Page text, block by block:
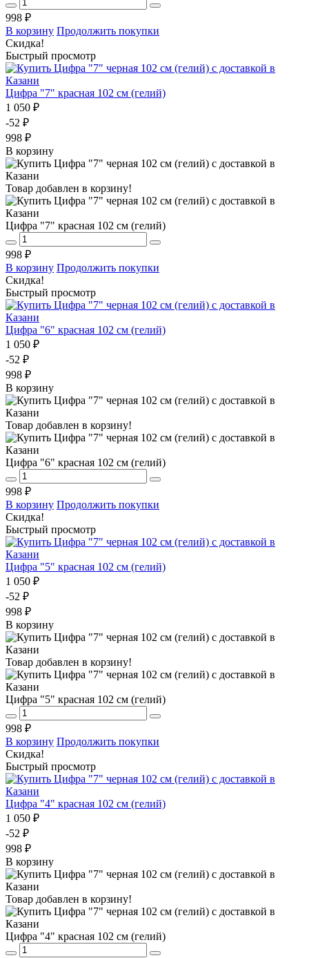
998 ₽
В корзину Продолжить покупки
Скидка!
Быстрый просмотр
Цифра "7" красная 102 см (гелий)
1 050 ₽
-52 ₽
998 ₽
В корзину
Товар добавлен в корзину!
Цифра "7" красная 102 см (гелий)
998 ₽
В корзину Продолжить покупки
Скидка!
Быстрый просмотр
Цифра "6" красная 102 см (гелий)
1 050 ₽
-52 ₽
998 ₽
В корзину
Товар добавлен в корзину!
Цифра "6" красная 102 см (гелий)
998 ₽
В корзину Продолжить покупки
Скидка!
Быстрый просмотр
Цифра "5" красная 102 см (гелий)
1 050 ₽
-52 ₽
998 ₽
В корзину
Товар добавлен в корзину!
Цифра "5" красная 102 см (гелий)
998 ₽
В корзину Продолжить покупки
Скидка!
Быстрый просмотр
Цифра "4" красная 102 см (гелий)
1 050 ₽
-52 ₽
998 ₽
В корзину
Товар добавлен в корзину!
Цифра "4" красная 102 см (гелий)